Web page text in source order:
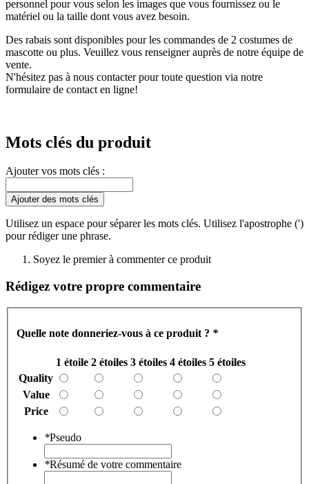
personnel pour vous selon les images que vous fournissez ou le
matériel ou la taille dont vous avez besoin.
Des rabais sont disponibles pour les commandes de 2 costumes de
mascotte ou plus. Veuillez vous renseigner auprès de notre équipe de
vente.
N'hésitez pas à nous contacter pour toute question via notre
formulaire de contact en ligne!
Mots clés du produit
Ajouter vos mots clés :
Ajouter des mots clés
Utilisez un espace pour séparer les mots clés. Utilisez l'apostrophe (')
pour rédiger une phrase.
Soyez le premier à commenter ce produit
Rédigez votre propre commentaire
Quelle note donneriez-vous à ce produit ? *
1 étoile 2 étoiles 3 étoiles 4 étoiles 5 étoiles
Quality
Value
Price
*Pseudo
*Résumé de votre commentaire